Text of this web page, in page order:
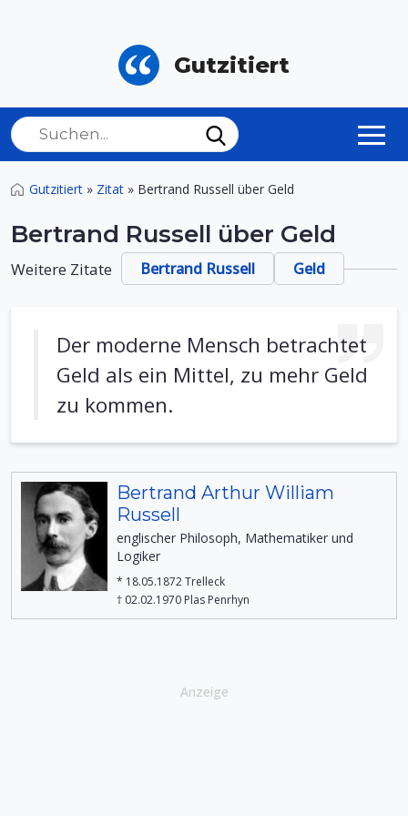
Gutzitiert
Gutzitiert » Zitat » Bertrand Russell über Geld
Bertrand Russell über Geld
Weitere Zitate Bertrand Russell Geld
Der moderne Mensch betrachtet
Geld als ein Mittel, zu mehr Geld
zu kommen.
Bertrand Arthur William
Russell
englischer Philosoph, Mathematiker und
Logiker
* 18.05.1872 Trelleck
† 02.02.1970 Plas Penrhyn
Anzeige